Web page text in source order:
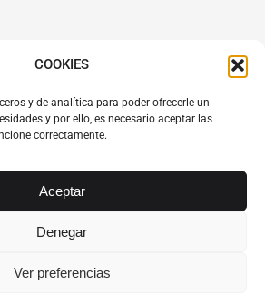
COOKIES
y de analítica para poder ofrecerle un
y por ello, es necesario aceptar las
correctamente.
Aceptar
Denegar
Ver preferencias
Tenerife:Calle Teobaldo Power Nº 7,
del Derecho desde 1954.
Sur .Mejores Abogados Tenerife
y ejercientes del ICATF.
reservados.